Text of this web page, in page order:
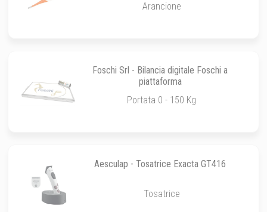
Arancione
Foschi Srl - Bilancia digitale Foschi a
piattaforma
Portata 0 - 150 Kg
Aesculap - Tosatrice Exacta GT416
Tosatrice